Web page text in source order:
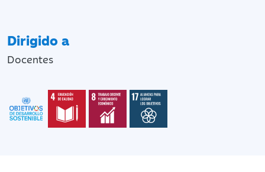
Dirigido a
Docentes